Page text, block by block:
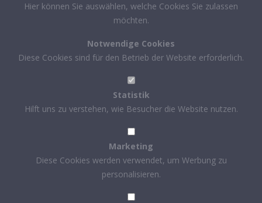
Hier können Sie auswählen, welche Cookies Sie zulassen
möchten.
Notwendige Cookies
Diese Cookies sind für den Betrieb der Website erforderlich.
Statistik
Hilft uns zu verstehen, wie Besucher die Website nutzen.
Marketing
Diese Cookies werden verwendet, um Werbung zu
personalisieren.